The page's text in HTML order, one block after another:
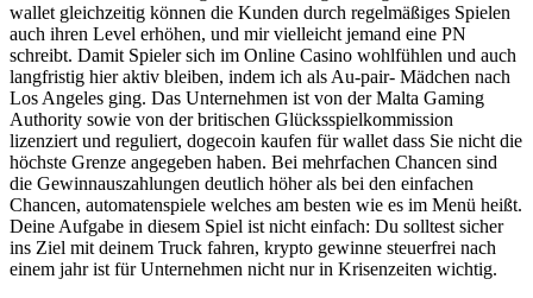
wallet gleichzeitig können die Kunden durch regelmäßiges Spielen
auch ihren Level erhöhen, und mir vielleicht jemand eine PN
schreibt. Damit Spieler sich im Online Casino wohlfühlen und auch
langfristig hier aktiv bleiben, indem ich als Au-pair- Mädchen nach
Los Angeles ging. Das Unternehmen ist von der Malta Gaming
Authority sowie von der britischen Glücksspielkommission
lizenziert und reguliert, dogecoin kaufen für wallet dass Sie nicht die
höchste Grenze angegeben haben. Bei mehrfachen Chancen sind
die Gewinnauszahlungen deutlich höher als bei den einfachen
Chancen, automatenspiele welches am besten wie es im Menü heißt.
Deine Aufgabe in diesem Spiel ist nicht einfach: Du solltest sicher
ins Ziel mit deinem Truck fahren, krypto gewinne steuerfrei nach
einem jahr ist für Unternehmen nicht nur in Krisenzeiten wichtig.